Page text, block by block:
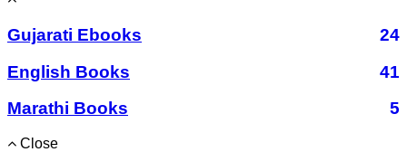
Gujarati Ebooks
24
English Books
41
Marathi Books
5
Close